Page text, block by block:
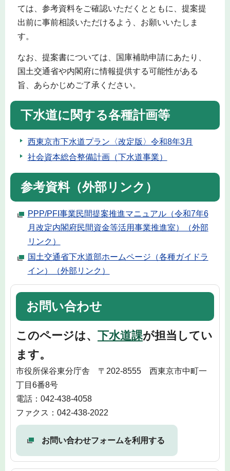
ては、参考資料をご確認いただくとともに、提案提
出前に事前相談いただけるよう、お願いいたしま
す。
なお、提案書については、国庫補助申請にあたり、
国土交通省や内閣府に情報提供する可能性がある
旨、あらかじめご了承ください。
下水道に関する各種計画等
西東京市下水道プラン〈改定版〉令和8年3月
社会資本総合整備計画（下水道事業）
参考資料（外部リンク）
PPP/PFI事業民間提案推進マニュアル（令和7年6
月改定内閣府民間資金等活用事業推進室）（外部
リンク）
国土交通省下水道部ホームページ（各種ガイドラ
イン）（外部リンク）
お問い合わせ
このページは、 下水道課が担当してい
ます。
市役所保谷東分庁舎 〒202-8555 西東京市中町一
丁目6番8号
電話：042-438-4058
ファクス：042-438-2022
お問い合わせフォームを利用する